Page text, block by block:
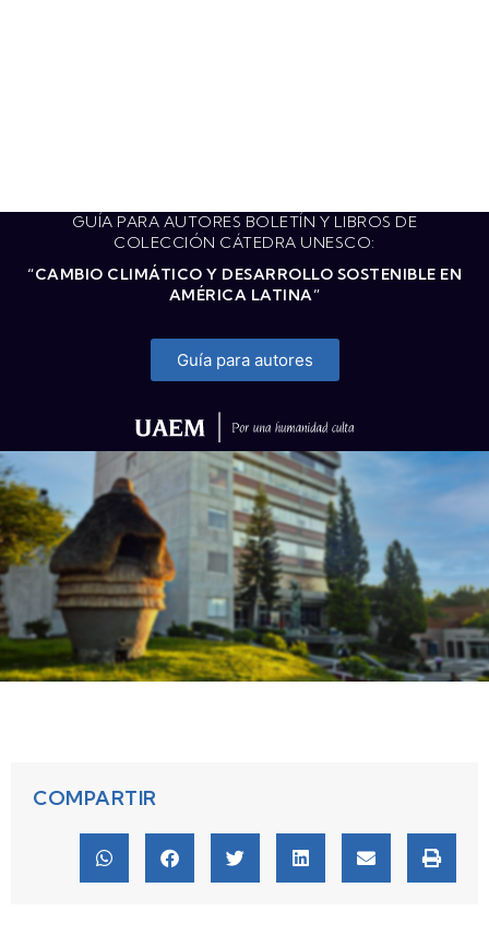
GUÍA PARA AUTORES BOLETÍN Y LIBROS DE
COLECCIÓN CÁTEDRA UNESCO:
“CAMBIO CLIMÁTICO Y DESARROLLO SOSTENIBLE EN
AMÉRICA LATINA”
Guía para autores
COMPARTIR